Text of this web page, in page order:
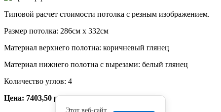
Этот веб-сайт
Типовой расчет стоимости потолка с резным изображением.
Размер потолка: 286см x 332см
Материал верхнего полотна: коричневый глянец
Материал нижнего полотна с вырезами: белый глянец
Количество углов: 4
Цена: 7403,50 руб.